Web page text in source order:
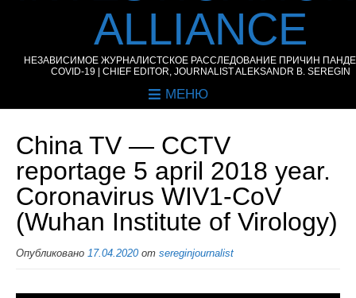
ALLIANCE
НЕЗАВИСИМОЕ ЖУРНАЛИСТСКОЕ РАССЛЕДОВАНИЕ ПРИЧИН
COVID-19 | CHIEF EDITOR, JOURNALIST ALEKSANDR B. SEREGIN
МЕНЮ
China TV — CCTV
reportage 5 april 2018 year.
Coronavirus WIV1-CoV
(Wuhan Institute of Virology)
Опубликовано 17.04.2020 от sereginjournalist